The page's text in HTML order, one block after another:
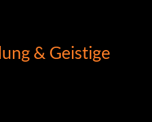
& Geistige